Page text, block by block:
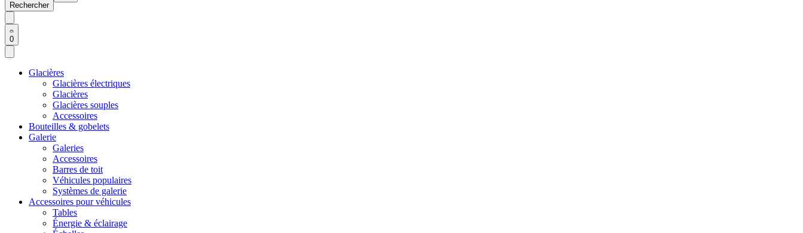
Rechercher
0
Glacières
Glacières électriques
Glacières
Glacières souples
Accessoires
Bouteilles & gobelets
Galerie
Galeries
Accessoires
Barres de toit
Véhicules populaires
Systèmes de galerie
Accessoires pour véhicules
Tables
Énergie & éclairage